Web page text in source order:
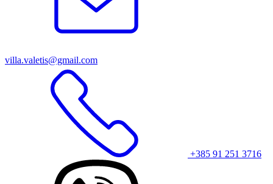
villa.valetis@gmail.com
+385 91 251 3716